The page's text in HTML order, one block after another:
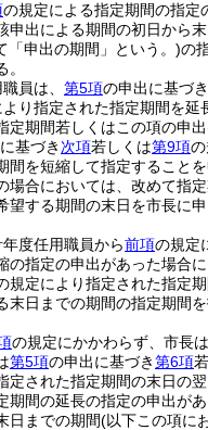
の規定による指定期間の指定
申出による期間の初日から
「申出の期間」という。)の
員は、 第5項の申出に基づき
り指定された指定期間を延
定期間若しくはこの項の申出
に基づき 次項若しくは第9項
間を短縮して指定すること
場合においては、改めて指
望する期間の末日を市長に
度任用職員から前項の規定
の指定の申出があった場合に
規定により指定された指定
末日までの期間の指定期間
の規定にかかわらず、市長は
第5項の申出に基づき第6項
定された指定期間の末日の
期間の延長の指定の申出が
日までの期間(以下この項に